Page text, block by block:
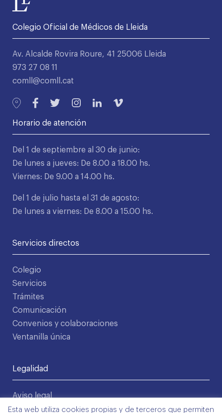
Colegio Oficial de Médicos de Lleida
Av. Alcalde Rovira Roure, 41 25006 Lleida
973 27 08 11
comll@comll.cat
Horario de atención
Del 1 de septiembre al 30 de junio:
De lunes a jueves: De 8.00 a 18.00 hs.
Viernes: De 9.00 a 14.00 hs.
Del 1 de julio hasta el 31 de agosto:
De lunes a viernes: De 8.00 a 15.00 hs.
Servicios directos
Colegio
Servicios
Trámites
Comunicación
Convenios y colaboraciones
Ventanilla única
Legalidad
Aviso legal
Política de privacidad
Esta web utiliza cookies propias y de terceros que permiten